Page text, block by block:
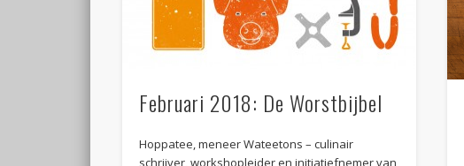
Februari 2018: De Worstbijbel
Hoppatee, meneer Wateetons – culinair
schrijver, workshopleider en initiatiefnemer van